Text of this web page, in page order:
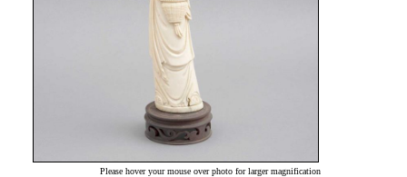
Please hover your mouse over photo for larger magnification